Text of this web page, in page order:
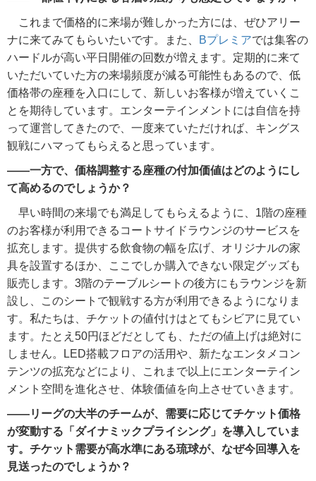
これまで価格的に来場が難しかった方には、ぜひアリー
ナに来てみてもらいたいです。また、
Bプレミアでは集客の
ハードルが高い平日開催の回数が増えます。定期的に来て
いただいていた方の来場頻度が減る可能性もあるので、低
価格帯の座種を入口にして、新しいお客様が増えていくこ
とを期待しています。エンターテインメントには自信を持
って運営してきたので、一度来ていただければ、キングス
観戦にハマってもらえると思っています。
――一方で、価格調整する座種の付加価値はどのようにし
て高めるのでしょうか？
早い時間の来場でも満足してもらえるように、1階の座種
のお客様が利用できるコートサイドラウンジのサービスを
拡充します。提供する飲食物の幅を広げ、オリジナルの家
具を設置するほか、ここでしか購入できない限定グッズも
販売します。3階のテーブルシートの後方にもラウンジを新
設し、このシートで観戦する方が利用できるようになりま
す。私たちは、チケットの値付けはとてもシビアに見てい
ます。たとえ50円ほどだとしても、ただの値上げは絶対に
しません。LED搭載フロアの活用や、新たなエンタメコン
テンツの拡充などにより、これまで以上にエンターテイン
メント空間を進化させ、体験価値を向上させていきます。
――リーグの大半のチームが、需要に応じてチケット価格
が変動する「ダイナミックプライシング」を導入していま
す。チケット需要が高水準にある琉球が、なぜ今回導入を
見送ったのでしょうか？